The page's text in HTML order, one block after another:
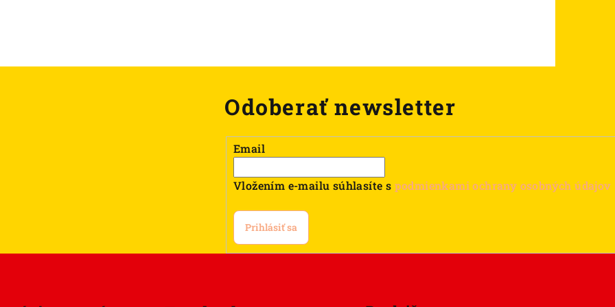
Odoberať newsletter
Email
Vložením e-mailu súhlasíte s podmienkami ochrany osobných údajov
Prihlásiť sa